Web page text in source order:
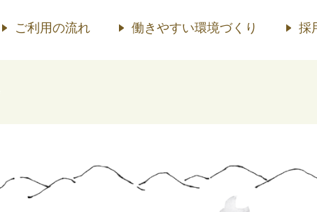
ご利用の流れ 働きやすい環境づくり 採